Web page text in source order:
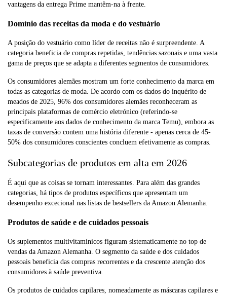
vantagens da entrega Prime mantêm-na à frente.
Domínio das receitas da moda e do vestuário
A posição do vestuário como líder de receitas não é surpreendente. A
categoria beneficia de compras repetidas, tendências sazonais e uma vasta
gama de preços que se adapta a diferentes segmentos de consumidores.
Os consumidores alemães mostram um forte conhecimento da marca em
todas as categorias de moda. De acordo com os dados do inquérito de
meados de 2025, 96% dos consumidores alemães reconheceram as
principais plataformas de comércio eletrónico (referindo-se
especificamente aos dados de conhecimento da marca Temu), embora as
taxas de conversão contem uma história diferente - apenas cerca de 45-
50% dos consumidores conscientes concluem efetivamente as compras.
Subcategorias de produtos em alta em 2026
É aqui que as coisas se tornam interessantes. Para além das grandes
categorias, há tipos de produtos específicos que apresentam um
desempenho excecional nas listas de bestsellers da Amazon Alemanha.
Produtos de saúde e de cuidados pessoais
Os suplementos multivitamínicos figuram sistematicamente no top de
vendas da Amazon Alemanha. O segmento da saúde e dos cuidados
pessoais beneficia das compras recorrentes e da crescente atenção dos
consumidores à saúde preventiva.
Os produtos de cuidados capilares, nomeadamente as máscaras capilares e